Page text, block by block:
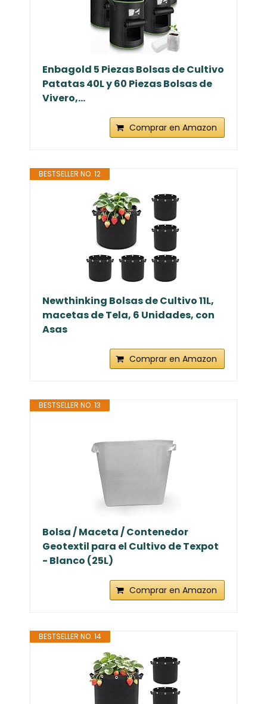
Enbagold 5 Piezas Bolsas de Cultivo
Patatas 40L y 60 Piezas Bolsas de
Vivero,...
Comprar en Amazon
BESTSELLER NO. 12
Newthinking Bolsas de Cultivo 11L,
macetas de Tela, 6 Unidades, con
Asas
Comprar en Amazon
BESTSELLER NO. 13
Bolsa / Maceta / Contenedor
Geotextil para el Cultivo de Texpot
- Blanco (25L)
Comprar en Amazon
BESTSELLER NO. 14